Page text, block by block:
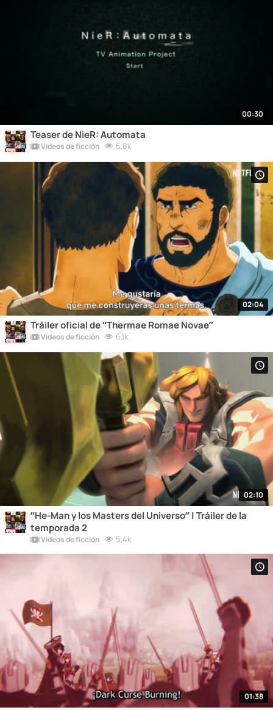
00:30
Teaser de NieR: Automata
Vídeos de ficción 5,8k
02:04
Tráiler oficial de “Thermae Romae Novae”
Vídeos de ficción 6,1k
02:10
“He-Man y los Masters del Universo” | Tráiler de la
temporada 2
Vídeos de ficción 5,4k
01:38